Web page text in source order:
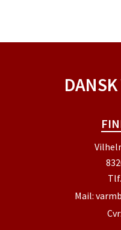
Tlf.
Mail: